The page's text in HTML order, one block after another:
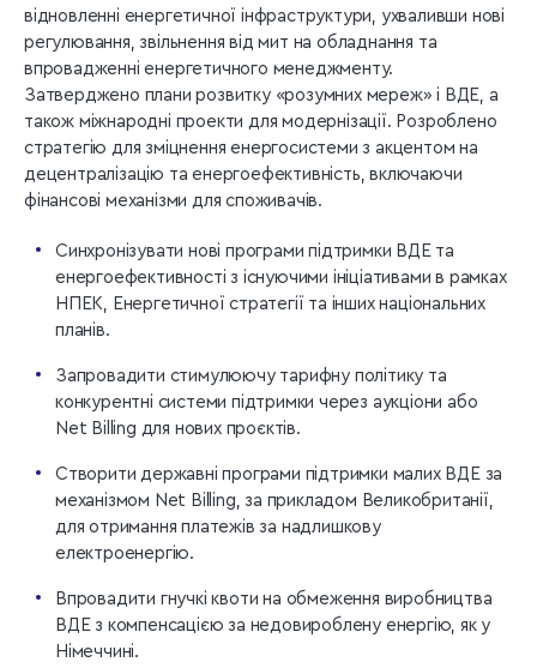
відновленні енергетичної інфраструктури, ухваливши нові
регулювання, звільнення від мит на обладнання та
впровадженні енергетичного менеджменту.
Затверджено плани розвитку «розумних мереж» і ВДЕ, а
також міжнародні проекти для модернізації. Розроблено
стратегію для зміцнення енергосистеми з акцентом на
децентралізацію та енергоефективність, включаючи
фінансові механізми для споживачів.
Синхронізувати нові програми підтримки ВДЕ та
енергоефективності з існуючими ініціативами в рамках
НПЕК, Енергетичної стратегії та інших національних
планів.
Запровадити стимулюючу тарифну політику та
конкурентні системи підтримки через аукціони або
Net Billing для нових проєктів.
Створити державні програми підтримки малих ВДЕ за
механізмом Net Billing, за прикладом Великобританії,
для отримання платежів за надлишкову
електроенергію.
Впровадити гнучкі квоти на обмеження виробництва
ВДЕ з компенсацією за недовироблену енергію, як у
Німеччині.